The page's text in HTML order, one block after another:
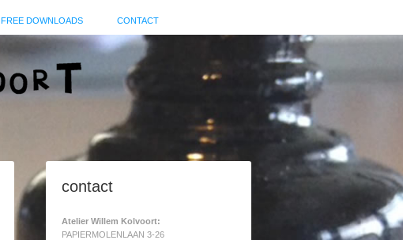
FREE DOWNLOADS CONTACT
contact
Atelier Willem Kolvoort:
PAPIERMOLENLAAN 3-26